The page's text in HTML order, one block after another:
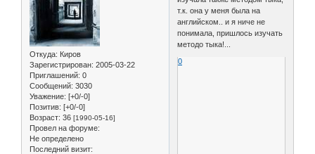
Откуда: Киров
Зарегистрирован: 2005-03-22
Приглашений: 0
Сообщений: 3030
Уважение: [+0/-0]
Позитив: [+0/-0]
Возраст: 36 [1990-05-16]
Провел на форуме:
Не определено
Последний визит:
т.к. она у меня была на
английском.. и я ниче не
понимала, пришлось изучать
методо тыка!...
0